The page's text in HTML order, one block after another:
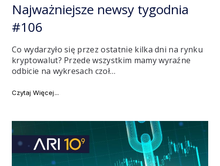
Najważniejsze newsy tygodnia
#106
Co wydarzyło się przez ostatnie kilka dni na rynku
kryptowalut? Przede wszystkim mamy wyraźne
odbicie na wykresach czoł…
Czytaj Więcej